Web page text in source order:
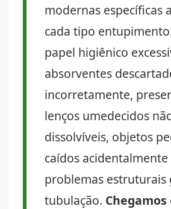
modernas específicas
cada tipo
papel higiênico
absorventes
incorretamente,
lenços umedecidos
dissolvíveis, objetos
caídos acidentalmente
problemas estruturais
tubulação. Chegamos